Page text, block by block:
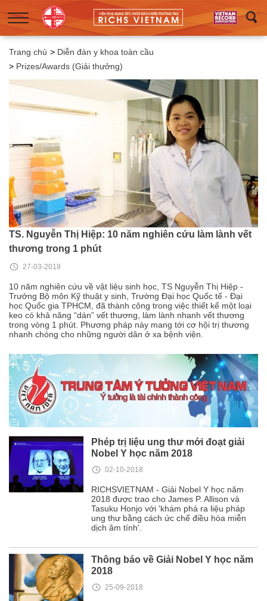
Trang chủ > Diễn đàn y khoa toàn cầu
> Prizes/Awards (Giải thưởng)
TS. Nguyễn Thị Hiệp: 10 năm nghiên cứu làm lành vết
thương trong 1 phút
27-03-2019
10 năm nghiên cứu về vật liệu sinh học, TS Nguyễn Thị Hiệp -
Trưởng Bộ môn Kỹ thuật y sinh, Trường Đại học Quốc tế - Đại
học Quốc gia TPHCM, đã thành công trong việc thiết kế một loại
keo có khả năng “dán” vết thương, làm lành nhanh vết thương
trong vòng 1 phút. Phương pháp này mang tới cơ hội trị thương
nhanh chóng cho những người dân ở xa bệnh viện.
Phép trị liệu ung thư mới đoạt giải
Nobel Y học năm 2018
02-10-2018
RICHSVIETNAM - Giải Nobel Y học năm
2018 được trao cho James P. Allison và
Tasuku Honjo với 'khám phá ra liệu pháp
ung thư bằng cách ức chế điều hòa miễn
dịch âm tính'.
Thông báo về Giải Nobel Y học năm
2018
25-09-2018